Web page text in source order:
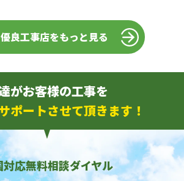
良工事店をもっと見る
がお客様の工事を
ポートさせて頂きます！
対応無料相談ダイヤル